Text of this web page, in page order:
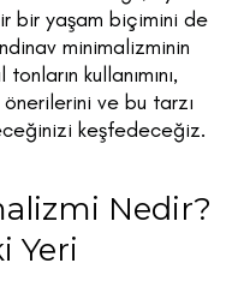
bir yaşam biçimini de
minimalizminin
kullanımını,
ve bu tarzı
keşfedeceğiz.
Nedir?
Yeri